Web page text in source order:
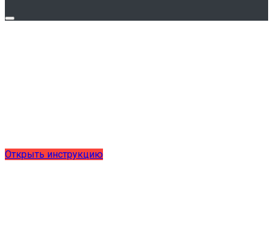
Открыть инструкцию